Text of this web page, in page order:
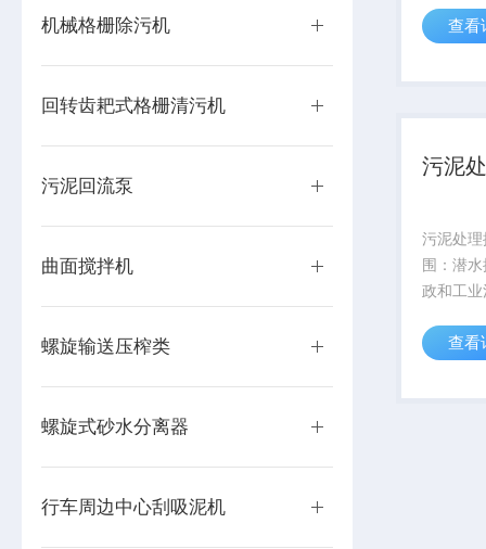
机械格栅除污机
回转齿耙式格栅清污机
污泥回流泵
曲面搅拌机
螺旋输送压榨类
螺旋式砂水分离器
行车周边中心刮吸泥机
向，固
橡胶刷
查看
污泥
污泥处
围：潜
政和工
观水环
体质量
查看